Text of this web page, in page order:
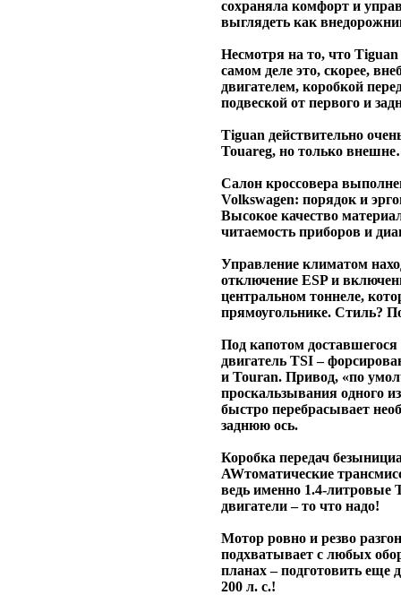
сохраняла комфорт и
выглядеть как
Несмотря на то, что
самом деле это, скорее,
двигателем, коробкой
подвеской от первого и
Tiguan действительно
Touareg, но только
Салон кроссовера
Volkswagen: порядок и
Высокое качество
читаемость приборов и
Управление климатом
отключение ESP и
центральном тоннеле,
прямоугольнике. Стиль?
Под капотом
двигатель TSI –
и Touran. Привод, «по
проскальзывания одного
быстро перебрасывает
заднюю ось.
Коробка передач
AWтоматические
ведь именно 1.4-литровые
двигатели – то что надо!
Мотор ровно и резво
подхватывает с любых
планах – подготовить еще
200 л. с.!